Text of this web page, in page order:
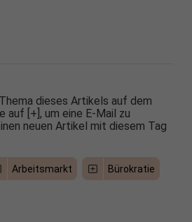
dieses Artikels auf dem
auf [+], um eine E-Mail zu
neuen Artikel mit diesem Tag
Arbeitsmarkt Bürokratie